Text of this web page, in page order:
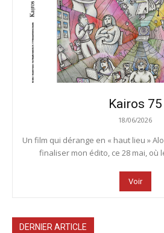
Kairos 75
18/06/2026
Un film qui dérange en « haut lieu »
finaliser mon édito, ce 28 mai, où
Voir
DERNIER ARTICLE